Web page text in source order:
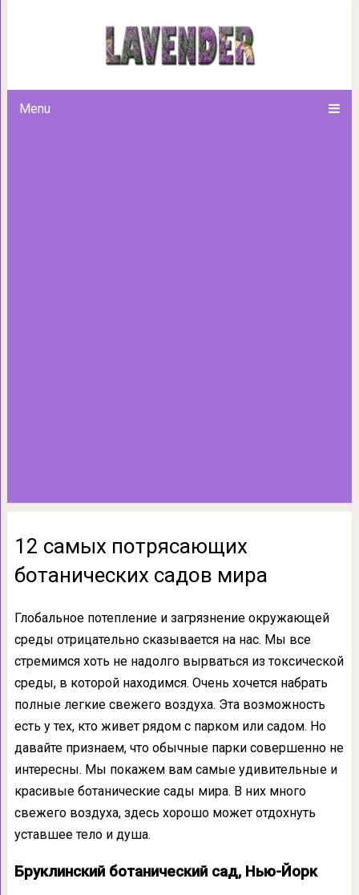
Menu
12 самых потрясающих
12 самых потрясающих
ботанических садов мира
Глобальное потепление и загрязнение окружающей
среды отрицательно сказывается на нас. Мы все
стремимся хоть не надолго вырваться из токсической
среды, в которой находимся. Очень хочется набрать
полные легкие свежего воздуха. Эта возможность
есть у тех, кто живет рядом с парком или садом. Но
давайте признаем, что обычные парки совершенно не
интересны. Мы покажем вам самые удивительные и
красивые ботанические сады мира. В них много
свежего воздуха, здесь хорошо может отдохнуть
уставшее тело и душа.
Бруклинский ботанический сад, Нью-Йорк